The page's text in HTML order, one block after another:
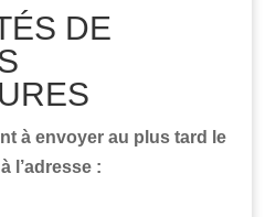
DE
à envoyer au plus tard le
l’adresse :